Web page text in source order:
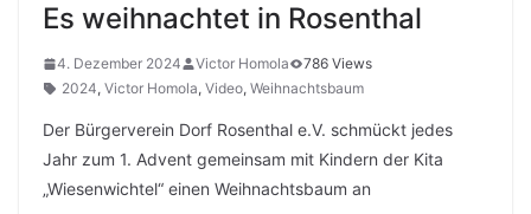
Es weihnachtet in Rosenthal
4. Dezember 2024 Victor Homola
786 Views
2024, Victor Homola, Video, Weihnachtsbaum
Der Bürgerverein Dorf Rosenthal e.V. schmückt jedes
Jahr zum 1. Advent gemeinsam mit Kindern der Kita
„Wiesenwichtel“ einen Weihnachtsbaum an